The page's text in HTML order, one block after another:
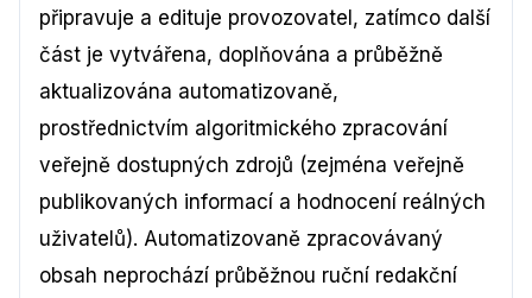
připravuje a edituje provozovatel, zatímco další
část je vytvářena, doplňována a průběžně
aktualizována automatizovaně,
prostřednictvím algoritmického zpracování
veřejně dostupných zdrojů (zejména veřejně
publikovaných informací a hodnocení reálných
uživatelů). Automatizovaně zpracovávaný
obsah neprochází průběžnou ruční redakční